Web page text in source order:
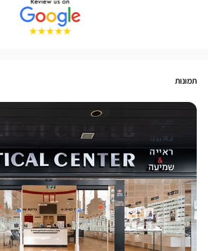
תמונות